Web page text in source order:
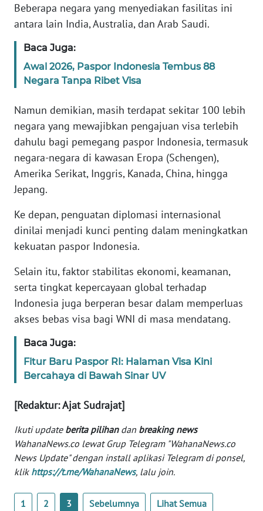
Beberapa negara yang menyediakan fasilitas ini
antara lain India, Australia, dan Arab Saudi.
Baca Juga:
Awal 2026, Paspor Indonesia Tembus 88
Negara Tanpa Ribet Visa
Namun demikian, masih terdapat sekitar 100 lebih
negara yang mewajibkan pengajuan visa terlebih
dahulu bagi pemegang paspor Indonesia, termasuk
negara-negara di kawasan Eropa (Schengen),
Amerika Serikat, Inggris, Kanada, China, hingga
Jepang.
Ke depan, penguatan diplomasi internasional
dinilai menjadi kunci penting dalam meningkatkan
kekuatan paspor Indonesia.
Selain itu, faktor stabilitas ekonomi, keamanan,
serta tingkat kepercayaan global terhadap
Indonesia juga berperan besar dalam memperluas
akses bebas visa bagi WNI di masa mendatang.
Baca Juga:
Fitur Baru Paspor RI: Halaman Visa Kini
Bercahaya di Bawah Sinar UV
[Redaktur: Ajat Sudrajat]
Ikuti update berita pilihandan breaking news
WahanaNews.co lewat Grup Telegram "WahanaNews.co
News Update" dengan install aplikasi Telegram di ponsel,
klik https://t.me/WahanaNews, lalu join.
1 2 3 Sebelumnya Lihat Semua
INDEKS
BERITA
KAMI
IKLAN
TENTANG
KAMI
PEDOMAN
SIBER
REDAKSI
KARIR
DISCLAIMER
Wahana
Regional
SUMUT
WN
JAKARTA
WN